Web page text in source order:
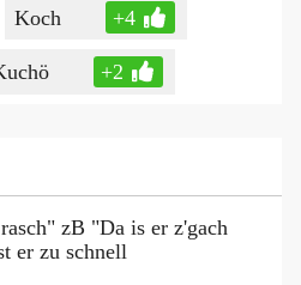
Koch +4
+2
zB "Da is er z'gach
er zu schnell